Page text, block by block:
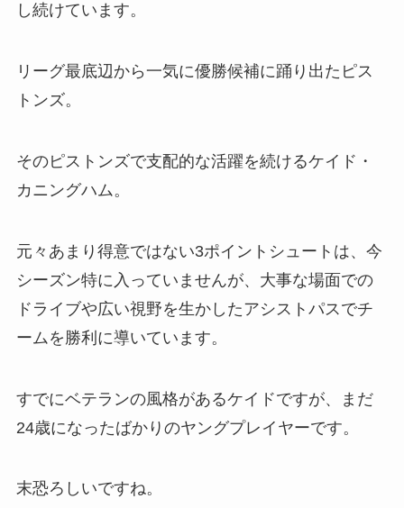
し続けています。
リーグ最底辺から一気に優勝候補に踊り出たピス
トンズ。
そのピストンズで支配的な活躍を続けるケイド・
カニングハム。
元々あまり得意ではない3ポイントシュートは、今
シーズン特に入っていませんが、大事な場面での
ドライブや広い視野を生かしたアシストパスでチ
ームを勝利に導いています。
すでにベテランの風格があるケイドですが、まだ
24歳になったばかりのヤングプレイヤーです。
末恐ろしいですね。